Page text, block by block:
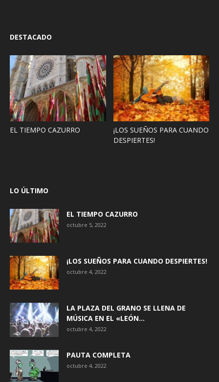
DESTACADO
EL TIEMPO CAZURRO
¡LOS SUEÑOS PARA CUANDO
DESPIERTES!
LO ÚLTIMO
EL TIEMPO CAZURRO
octubre 5, 2022
¡LOS SUEÑOS PARA CUANDO DESPIERTES!
octubre 4, 2022
LA PLAZA DEL GRANO SE LLENA DE
MÚSICA EN EL «LEÓN...
octubre 4, 2022
PAUTA COMPLETA
octubre 4, 2022